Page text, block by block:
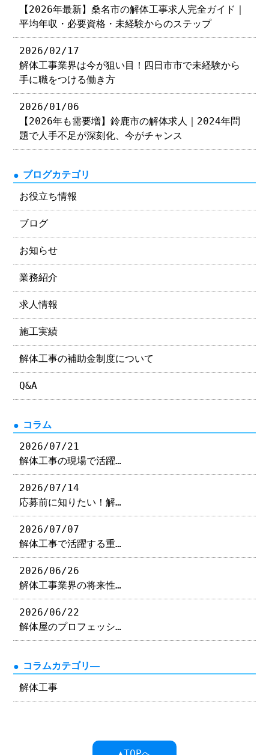
【2026年最新】桑名市の解体工事求人完全ガイド｜
平均年収・必要資格・未経験からのステップ
2026/02/17
解体工事業界は今が狙い目！四日市市で未経験から
手に職をつける働き方
2026/01/06
【2026年も需要増】鈴鹿市の解体求人｜2024年問
題で人手不足が深刻化、今がチャンス
ブログカテゴリ
お役立ち情報
ブログ
お知らせ
業務紹介
求人情報
施工実績
解体工事の補助金制度について
Q&A
コラム
2026/07/21
解体工事の現場で活躍…
2026/07/14
応募前に知りたい！解…
2026/07/07
解体工事で活躍する重…
2026/06/26
解体工事業界の将来性…
2026/06/22
解体屋のプロフェッシ…
コラムカテゴリ―
解体工事